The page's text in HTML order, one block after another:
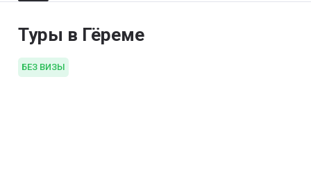
Туры в Гёреме
БЕЗ ВИЗЫ